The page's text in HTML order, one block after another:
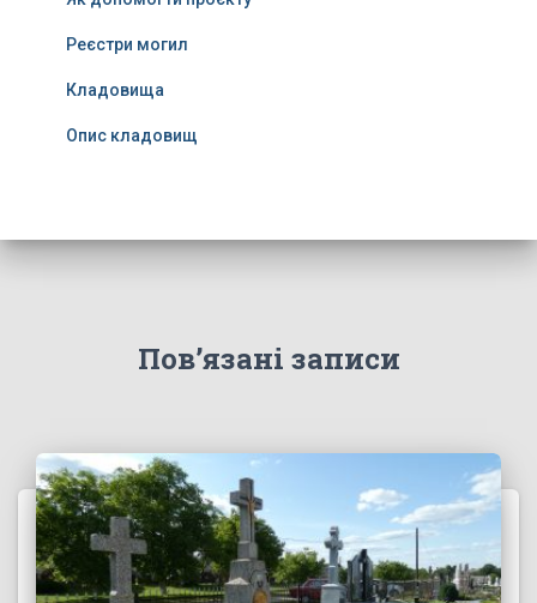
Реєстри могил
Кладовища
Опис кладовищ
Пов’язані записи